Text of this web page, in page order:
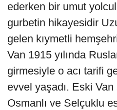
ederken bir umut
gurbetin hikayesidir
gelen kıymetli
Van 1915 yılında
girmesiyle o acı tarifi
evvel yaşadı. Eski Van
Osmanlı ve Selçuklu